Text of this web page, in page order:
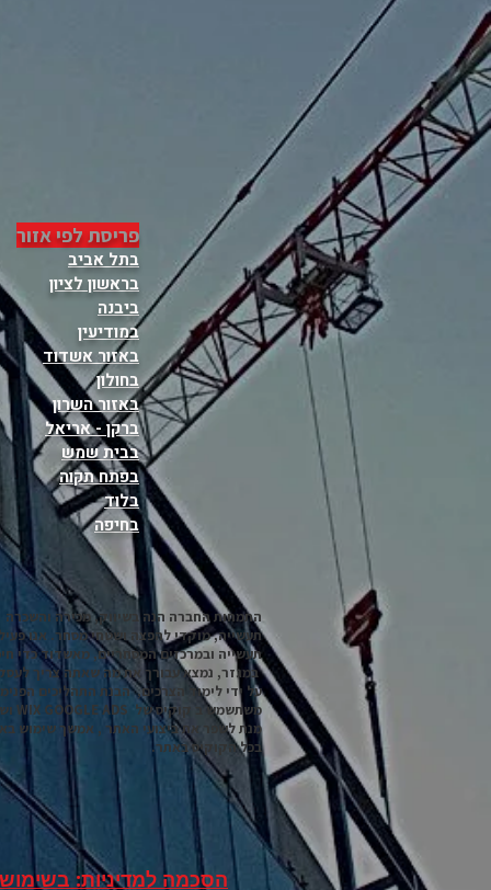
פריסת לפי אזור
בתל אביב
בראשון לציון
ביבנה
במודיעין
באזור אשדוד
בחולון
באזור השרון
ברקן - אריאל
בבית שמש
בפתח תקוה
בלוד
בחיפה
התמחות החברה הנה בשיווק, מכירה
תעשייה, מוקדי להפצה ושטחי מסחר. אנו
תעשייה ובמרכזים המסחריים, מאשדוד כדי
במגזר, נמצא עבורך את מה שאתה צריך
על ידי לימוד הצרכים, הבנת התהליכים
מנת לשפר את ביצועי האתר , אמשך שימוש
בכל הקוקיס באתר.
הסכמה למדיניות: